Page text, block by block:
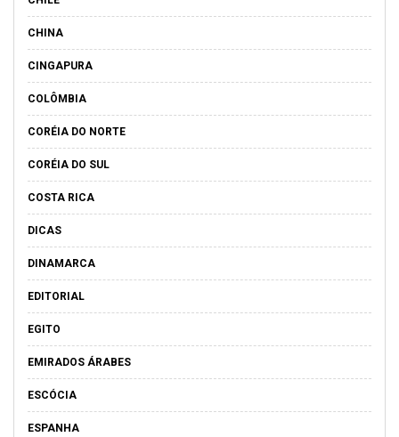
CHINA
CINGAPURA
COLÔMBIA
CORÉIA DO NORTE
CORÉIA DO SUL
COSTA RICA
DICAS
DINAMARCA
EDITORIAL
EGITO
EMIRADOS ÁRABES
ESCÓCIA
ESPANHA